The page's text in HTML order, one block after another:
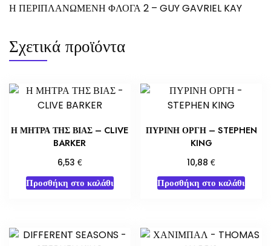
Η ΠΕΡΙΠΛΑΝΩΜΕΝΗ ΦΛΟΓΑ 2 – GUY GAVRIEL KAY
Σχετικά προϊόντα
Η ΜΗΤΡΑ ΤΗΣ ΒΙΑΣ – CLIVE
BARKER
6,53 €
Προσθήκη στο καλάθι
ΠΥΡΙΝΗ ΟΡΓΗ – STEPHEN
KING
10,88€
Προσθήκη στο καλάθι